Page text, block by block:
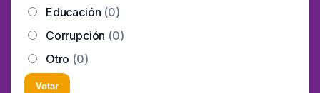
Educación (0)
Corrupción (0)
Otro (0)
Votar